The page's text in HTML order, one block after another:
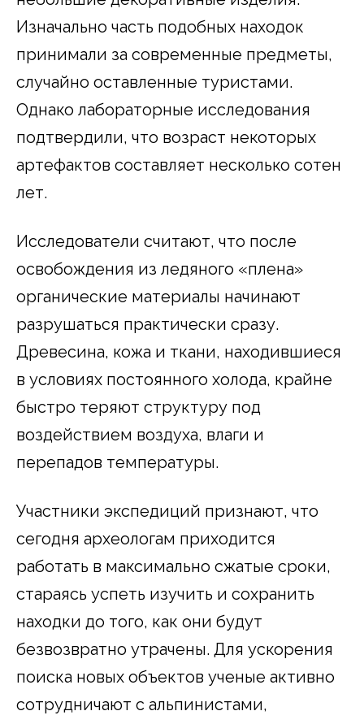
Изначально часть подобных находок
принимали за современные предметы,
случайно оставленные туристами.
Однако лабораторные исследования
подтвердили, что возраст некоторых
артефактов составляет несколько сотен
лет.
Исследователи считают, что после
освобождения из ледяного «плена»
органические материалы начинают
разрушаться практически сразу.
Древесина, кожа и ткани, находившиеся
в условиях постоянного холода, крайне
быстро теряют структуру под
воздействием воздуха, влаги и
перепадов температуры.
Участники экспедиций признают, что
сегодня археологам приходится
работать в максимально сжатые сроки,
стараясь успеть изучить и сохранить
находки до того, как они будут
безвозвратно утрачены. Для ускорения
поиска новых объектов ученые активно
сотрудничают с альпинистами,